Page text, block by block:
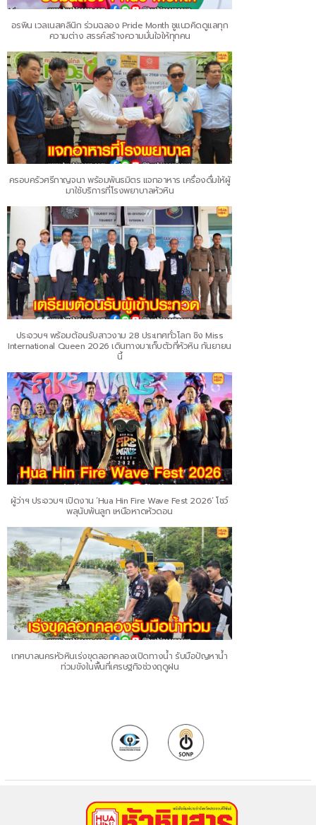
อรพิน เวลเนสคลินิก ร่วมฉลอง Pride Month ชูแนวคิดดูแลทุก
ความต่าง สรรค์สร้างความมั่นใจให้ทุกคน
ครอบครัวศรีกาญจนา พร้อมพันธมิตร แจกอาหาร เครื่องดื่มให้ผู้
มาใช้บริการที่โรงพยาบาลหัวหิน
ประจวบฯ พร้อมต้อนรับสาวงาม 28 ประเทศทั่วโลก ชิง Miss
International Queen 2026 เดินทางมาเก็บตัวที่หัวหิน กันยายน
นี้
ผู้ว่าฯ ประจวบฯ เปิดงาน ‘Hua Hin Fire Wave Fest 2026’ โชว์
พลุนับพันลูก เหนือหาดหัวดอน
เทศบาลนครหัวหินเร่งขุดลอกคลองเปิดทางน้ำ รับมือปัญหาน้ำ
ท่วมขังในพื้นที่เศรษฐกิจช่วงฤดูฝน